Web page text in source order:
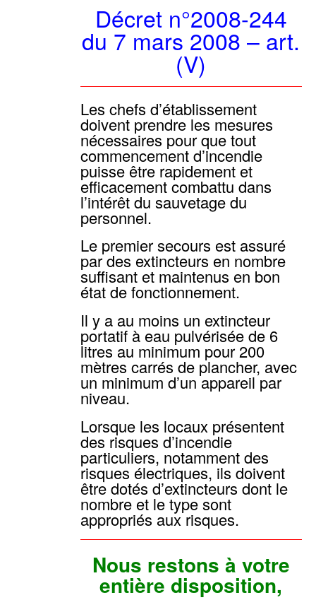
Décret n°2008-244
du 7 mars 2008 – art.
(V)
Les chefs d’établissement
doivent prendre les mesures
nécessaires pour que tout
commencement d’incendie
puisse être rapidement et
efficacement combattu dans
l’intérêt du sauvetage du
personnel.
Le premier secours est assuré
par des extincteurs en nombre
suffisant et maintenus en bon
état de fonctionnement.
Il y a au moins un extincteur
portatif à eau pulvérisée de 6
litres au minimum pour 200
mètres carrés de plancher, avec
un minimum d’un appareil par
niveau.
Lorsque les locaux présentent
des risques d’incendie
particuliers, notamment des
risques électriques, ils doivent
être dotés d’extincteurs dont le
nombre et le type sont
appropriés aux risques.
Nous restons à votre
entière disposition,